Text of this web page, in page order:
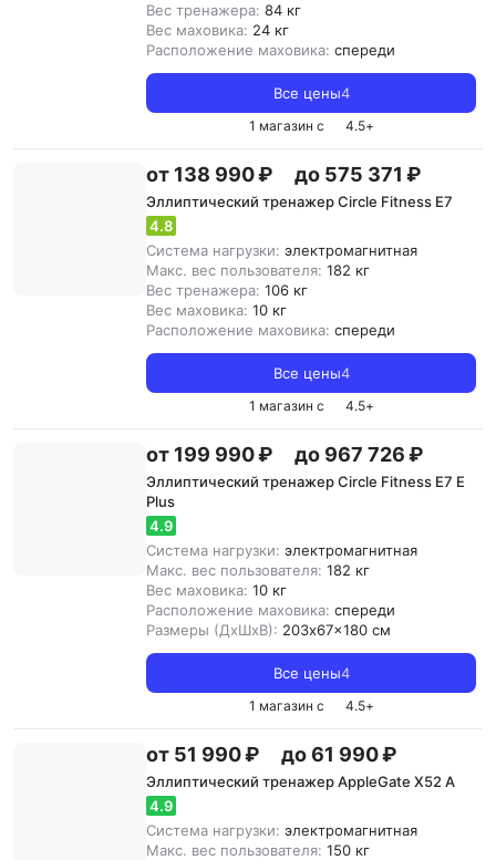
Вес тренажера: 84 кг
Вес маховика: 24 кг
Расположение маховика: спереди
Все цены4
1 магазин с 4.5+
от 138 990 ₽ до 575 371 ₽
Эллиптический тренажер Circle Fitness E7
4.8
Система нагрузки: электромагнитная
Макс. вес пользователя: 182 кг
Вес тренажера: 106 кг
Вес маховика: 10 кг
Расположение маховика: спереди
Все цены4
1 магазин с 4.5+
от 199 990 ₽ до 967 726 ₽
Эллиптический тренажер Circle Fitness E7 E
Plus
4.9
Система нагрузки: электромагнитная
Макс. вес пользователя: 182 кг
Вес маховика: 10 кг
Расположение маховика: спереди
Размеры (ДxШxВ): 203x67x180 см
Все цены4
1 магазин с 4.5+
от 51 990 ₽ до 61 990 ₽
Эллиптический тренажер AppleGate X52 A
4.9
Система нагрузки: электромагнитная
Макс. вес пользователя: 150 кг